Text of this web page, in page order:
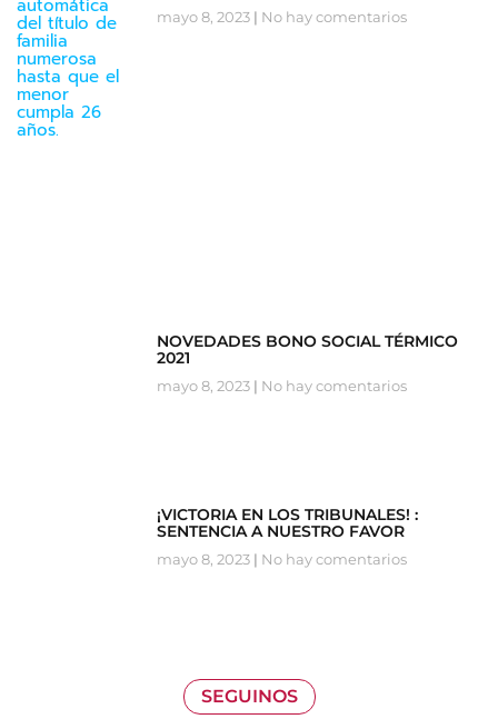
mayo 8, 2023 No hay comentarios
NOVEDADES BONO SOCIAL TÉRMICO
2021
mayo 8, 2023 No hay comentarios
¡VICTORIA EN LOS TRIBUNALES! :
SENTENCIA A NUESTRO FAVOR
mayo 8, 2023 No hay comentarios
SEGUINOS